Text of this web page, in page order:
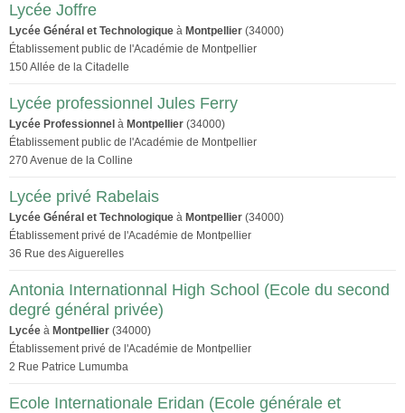
Lycée Joffre
Lycée Général et Technologique à Montpellier (34000)
Établissement public de l'Académie de Montpellier
150 Allée de la Citadelle
Lycée professionnel Jules Ferry
Lycée Professionnel à Montpellier (34000)
Établissement public de l'Académie de Montpellier
270 Avenue de la Colline
Lycée privé Rabelais
Lycée Général et Technologique à Montpellier (34000)
Établissement privé de l'Académie de Montpellier
36 Rue des Aiguerelles
Antonia Internationnal High School (Ecole du second
degré général privée)
Lycée à Montpellier (34000)
Établissement privé de l'Académie de Montpellier
2 Rue Patrice Lumumba
Ecole Internationale Eridan (Ecole générale et